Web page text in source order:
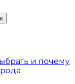
и почему